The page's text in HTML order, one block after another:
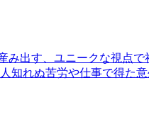
出す、ユニークな視点
れぬ苦労や仕事で得た